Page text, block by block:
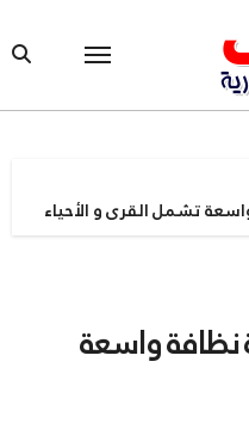
تشمل القرى و الأحياء
نظافة واسعة